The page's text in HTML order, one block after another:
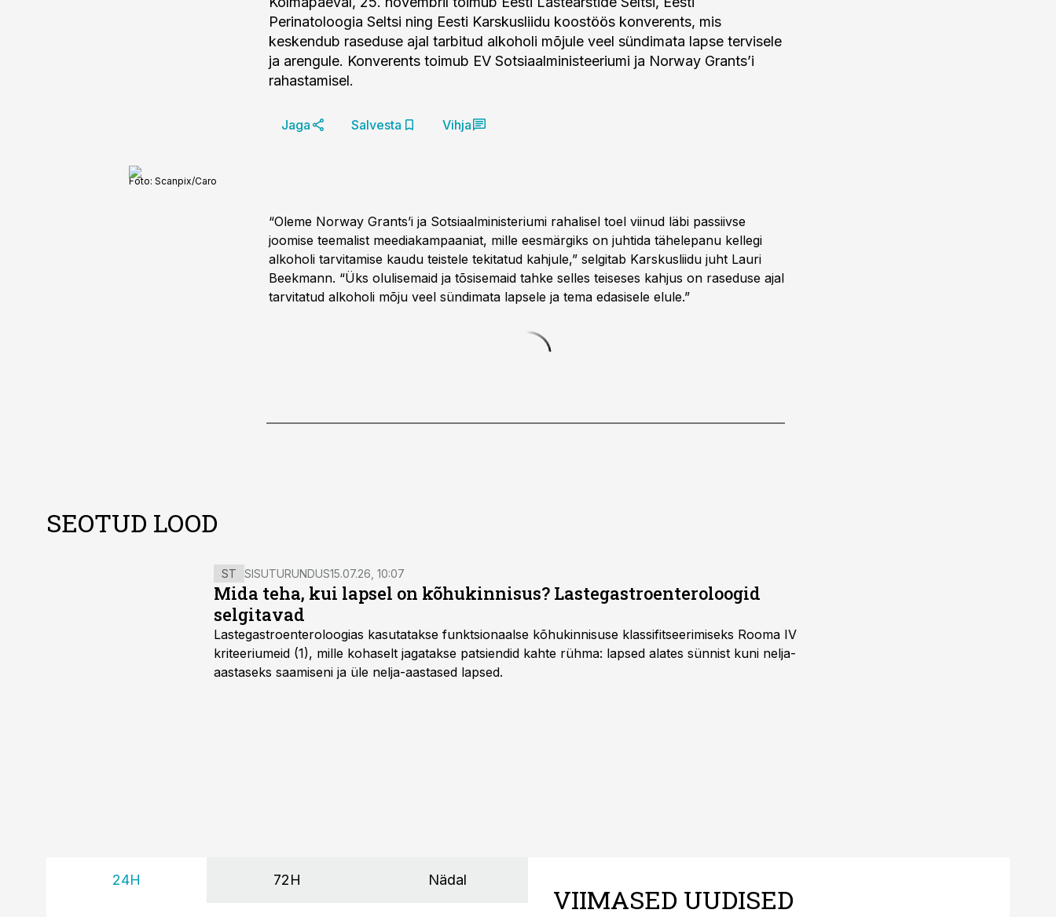
Perinatoloogia Seltsi ning Eesti Karskusliidu koostöös konverents, mis
keskendub raseduse ajal tarbitud alkoholi mõjule veel sündimata lapse tervisele
ja arengule. Konverents toimub EV Sotsiaalministeeriumi ja Norway Grants’i
rahastamisel.
Jaga Salvesta Vihja
Foto: Scanpix/Caro
“Oleme Norway Grants’i ja Sotsiaalministeriumi rahalisel toel viinud läbi passiivse
joomise teemalist meediakampaaniat, mille eesmärgiks on juhtida tähelepanu kellegi
alkoholi tarvitamise kaudu teistele tekitatud kahjule,” selgitab Karskusliidu juht Lauri
Beekmann. “Üks olulisemaid ja tõsisemaid tahke selles teiseses kahjus on raseduse ajal
tarvitatud alkoholi mõju veel sündimata lapsele ja tema edasisele elule.”
SEOTUD LOOD
ST SISUTURUNDUS15.07.26, 10:07
Mida teha, kui lapsel on kõhukinnisus? Lastegastroenteroloogid
selgitavad
Lastegastroenteroloogias kasutatakse funktsionaalse kõhukinnisuse klassifitseerimiseks Rooma IV
kriteeriumeid (1), mille kohaselt jagatakse patsiendid kahte rühma: lapsed alates sünnist kuni nelja-
aastaseks saamiseni ja üle nelja-aastased lapsed.
24H 72H Nädal
VIIMASED UUDISED